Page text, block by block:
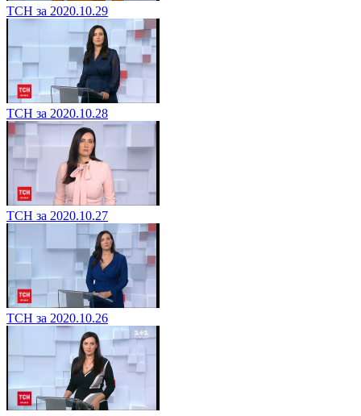
ТСН за 2020.10.29
ТСН за 2020.10.28
ТСН за 2020.10.27
ТСН за 2020.10.26